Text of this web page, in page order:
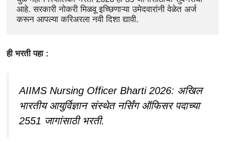
आहे. सरकारी नोकरी मिळवू इच्छिणाऱ्या उमेदवारांनी वेळेत अर्ज
करून आपल्या करिअरला नवी दिशा द्यावी.
ही भरती पहा :
AIIMS Nursing Officer Bharti 2026: अखिल
भारतीय आयुर्विज्ञान संस्थेत नर्सिंग ऑफिसर पदाच्या
2551 जागांसाठी भरती.